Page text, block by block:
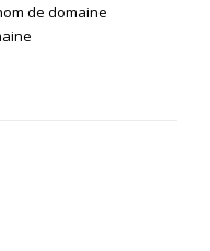
de domaine